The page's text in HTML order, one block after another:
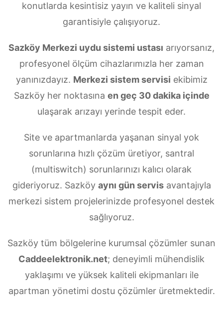
konutlarda kesintisiz yayın ve kaliteli sinyal
garantisiyle çalışıyoruz.
Sazköy Merkezi uydu sistemi ustası arıyorsanız,
profesyonel ölçüm cihazlarımızla her zaman
yanınızdayız. Merkezi sistem servisi ekibimiz
Sazköy her noktasına en geç 30 dakika içinde
ulaşarak arızayı yerinde tespit eder.
Site ve apartmanlarda yaşanan sinyal yok
sorunlarına hızlı çözüm üretiyor, santral
(multiswitch) sorunlarınızı kalıcı olarak
gideriyoruz. Sazköy aynı gün servisavantajıyla
merkezi sistem projelerinizde profesyonel destek
sağlıyoruz.
Sazköy tüm bölgelerine kurumsal çözümler sunan
Caddeelektronik.net; deneyimli mühendislik
yaklaşımı ve yüksek kaliteli ekipmanları ile
apartman yönetimi dostu çözümler üretmektedir.